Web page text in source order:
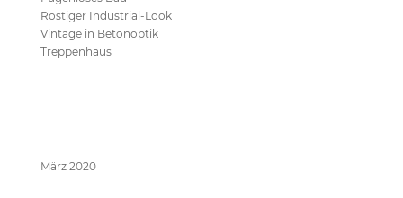
Rostiger Industrial-Look
Vintage in Betonoptik
Treppenhaus
März 2020